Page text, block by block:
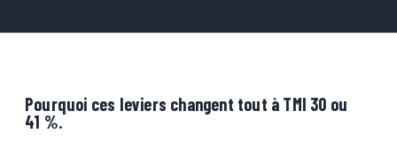
Pourquoi ces leviers changent tout à TMI 30 ou
41 %.